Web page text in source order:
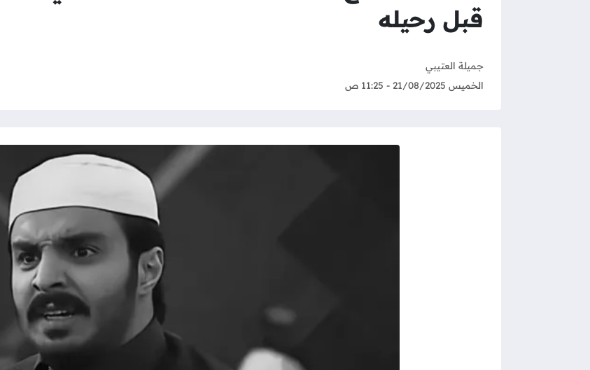
قبل رحيله
جميلة العتيبي
الخميس 21/08/2025 - 11:25 ص